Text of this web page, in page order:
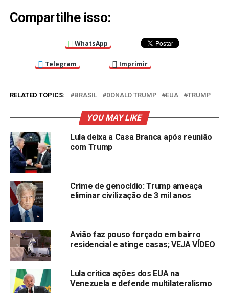
Compartilhe isso:
WhatsApp
Telegram Imprimir
RELATED TOPICS: BRASIL DONALD TRUMP EUA TRUMP
YOU MAY LIKE
Lula deixa a Casa Branca após reunião
com Trump
Crime de genocídio: Trump ameaça
eliminar civilização de 3 mil anos
Avião faz pouso forçado em bairro
residencial e atinge casas; VEJA VÍDEO
Lula critica ações dos EUA na
Venezuela e defende multilateralismo